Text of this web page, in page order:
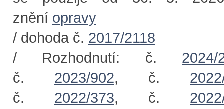
znění opravy
/ dohoda č. 2017/2118
/ Rozhodnutí: č. 2024/
č. 2023/902, č.
č. 2022/373, č.